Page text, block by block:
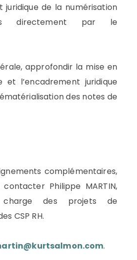
juridique de la numérisation
directement par le
approfondir la mise en
et l’encadrement juridique
des notes de
complémentaires,
Philippe MARTIN,
des projets de
CSP RH.
.